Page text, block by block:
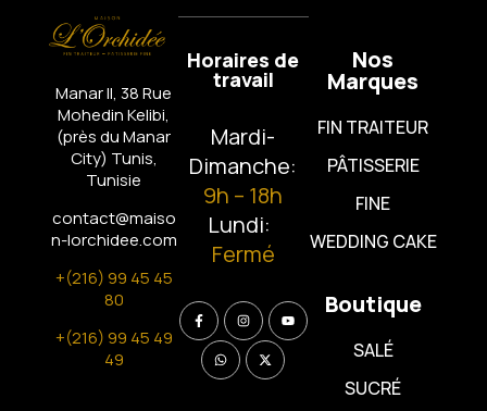
Manar II, 38 Rue
Mohedin Kelibi,
(près du Manar
City) Tunis,
Tunisie
contact@maiso
n-lorchidee.com
+(216) 99 45 45
80
+(216) 99 45 49
49
Nos
Marques
FIN TRAITEUR
PÂTISSERIE
FINE
WEDDING CAKE
Boutique
SALÉ
SUCRÉ
Horaires de
travail
Mardi-
Dimanche:
9h – 18h
Lundi:
Fermé